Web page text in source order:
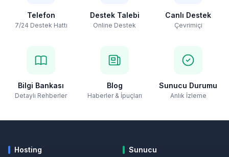
Telefon
7/24 Destek Hattı
Destek Talebi
Online Destek
Canlı Destek
Çevrimiçi
Bilgi Bankası
Detaylı Rehberler
Blog
Haberler & İpuçları
Sunucu Durumu
Anlık İzleme
Hosting Sunucu